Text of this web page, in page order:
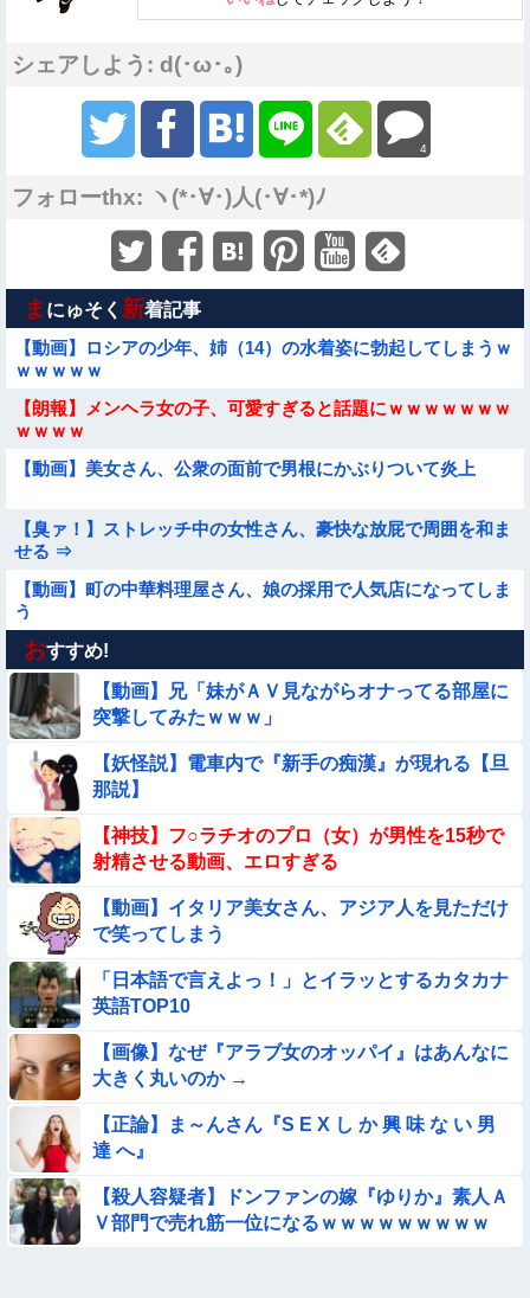
シェアしよう: d(･ω･｡)
4
フォローthx: ヽ(*･∀･)人(･∀･*)ﾉ
ま にゅそく 新着記事
【動画】ロシアの少年、姉（14）の水着姿に勃起してしまうｗ
ｗｗｗｗｗ
【朗報】メンヘラ女の子、可愛すぎると話題にｗｗｗｗｗｗｗ
ｗｗｗｗ
【動画】美女さん、公衆の面前で男根にかぶりついて炎上
【臭ァ！】ストレッチ中の女性さん、豪快な放屁で周囲を和ま
せる ⇒
【動画】町の中華料理屋さん、娘の採用で人気店になってしま
う
★★水着姿を見た彼氏が「核兵器並みのボディだね」って褒め
てくれた(´；ω；｀)
【動画】南米系のデカパイぽっちゃり女さん、配信がヱ口すぎ
ｗｗｗｗｗｗｗ
【画像】お前ら、犬にケンカ売られてるけどどうする？
【画像】女さん「彼氏が強制わいせつで捕まって謝罪の手紙が
来た」ﾊﾟｼｬｯ
【不朽名作】突然オラァ！おじさん【動画】
【画像】こういう『横乳』が見える服装ｗｗｗｗｗｗｗｗｗｗ
ｗｗ
【動画】海外の変態、レベチｗｗｗｗｗｗｗ
【画像】115年前に作られた『幻の28府県案』が意外といいか
も →
【動画】スペインのJK、レベチｗｗｗｗｗｗｗｗｗｗ
【参考画像】脱がしたら『残念オッパイ』を褒める時の模範解
答
おすすめ!
【動画】兄「妹がＡＶ見ながらオナってる部屋に
突撃してみたｗｗｗ」
【妖怪説】電車内で『新手の痴漢』が現れる【旦
那説】
【神技】フ○ラチオのプロ（女）が男性を15秒で
射精させる動画、エロすぎる
【動画】イタリア美女さん、アジア人を見ただけ
で笑ってしまう
「日本語で言えよっ！」とイラッとするカタカナ
英語TOP10
【画像】なぜ『アラブ女のオッパイ』はあんなに
大きく丸いのか →
【正論】ま～んさん『S E X し か 興 味 な い 男
達 へ』
【殺人容疑者】ドンファンの嫁『ゆりか』素人Ａ
Ｖ部門で売れ筋一位になるｗｗｗｗｗｗｗｗｗ